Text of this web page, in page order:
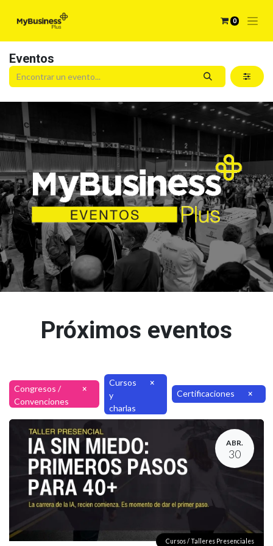
0
Eventos
Próximos eventos
Congresos /
Convenciones
×
Cursos
y
charlas
×
Certificaciones ×
ABR.
30
Cursos / Talleres Presenciales